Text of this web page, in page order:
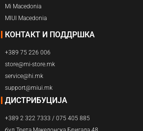
Mi Macedonia
MIUI Macedonia
КОНТАКТ И ПОДДРШКА
+389 75 226 006
store@mi-store.mk
service@hi.mk
support@miui.mk
ДИСТРИБУЦИЈА
+389 2 322 7333 / 075 405 885